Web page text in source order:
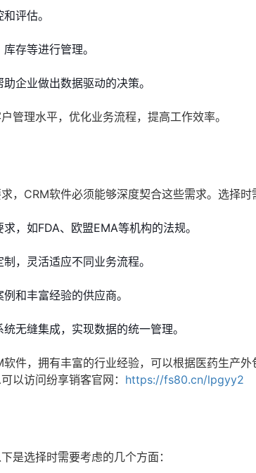
评估。
存等进行管理。
企业做出数据驱动的决策。
管理水平，优化业务流程，提高工作效率。
，CRM软件必须能够深度契合这些需求。选择时
，如FDA、欧盟EMA等机构的法规。
，灵活适应不同业务流程。
和丰富经验的供应商。
无缝集成，实现数据的统一管理。
件，拥有丰富的行业经验，可以根据医药生产
以访问纷享销客官网： https://fs80.cn/lpgyy2
是选择时需要考虑的几个方面：